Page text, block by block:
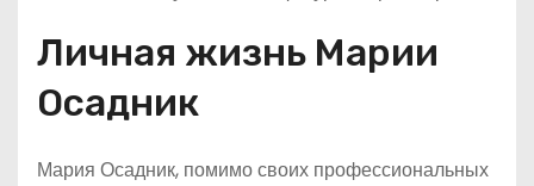
Личная жизнь Марии
Осадник
Мария Осадник, помимо своих профессиональных